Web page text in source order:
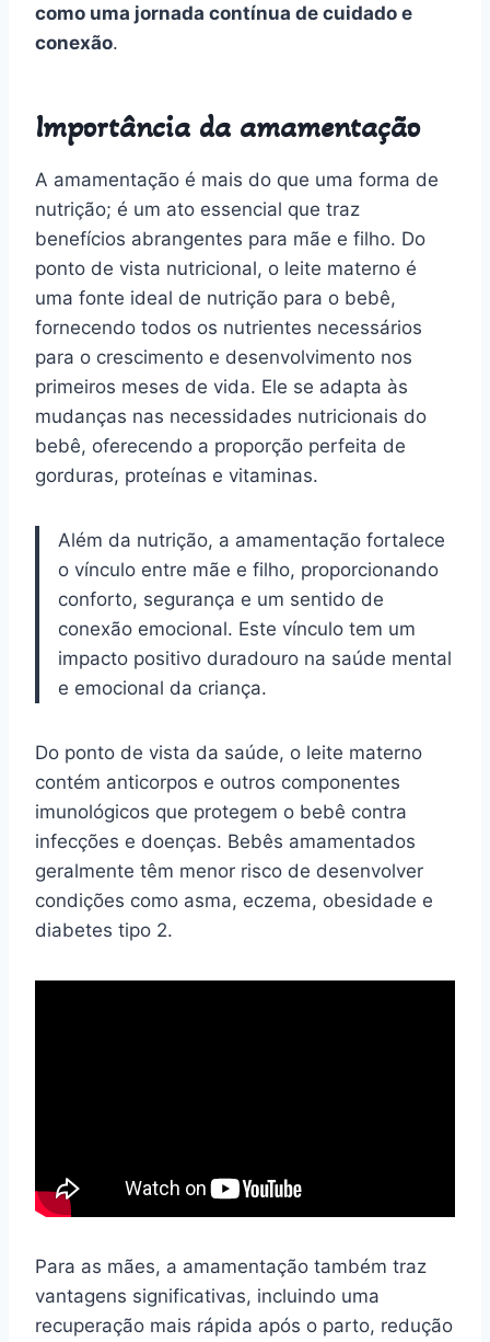
como uma jornada contínua de cuidado e
conexão.
Importância da amamentação
A amamentação é mais do que uma forma de
nutrição; é um ato essencial que traz
benefícios abrangentes para mãe e filho. Do
ponto de vista nutricional, o leite materno é
uma fonte ideal de nutrição para o bebê,
fornecendo todos os nutrientes necessários
para o crescimento e desenvolvimento nos
primeiros meses de vida. Ele se adapta às
mudanças nas necessidades nutricionais do
bebê, oferecendo a proporção perfeita de
gorduras, proteínas e vitaminas.
Além da nutrição, a amamentação fortalece
o vínculo entre mãe e filho, proporcionando
conforto, segurança e um sentido de
conexão emocional. Este vínculo tem um
impacto positivo duradouro na saúde mental
e emocional da criança.
Do ponto de vista da saúde, o leite materno
contém anticorpos e outros componentes
imunológicos que protegem o bebê contra
infecções e doenças. Bebês amamentados
geralmente têm menor risco de desenvolver
condições como asma, eczema, obesidade e
diabetes tipo 2.
Para as mães, a amamentação também traz
vantagens significativas, incluindo uma
recuperação mais rápida após o parto, redução